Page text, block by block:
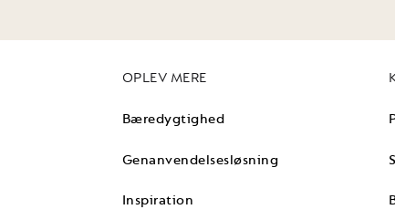
OPLEV MERE
Bæredygtighed
Genanvendelsesløsning
Inspiration